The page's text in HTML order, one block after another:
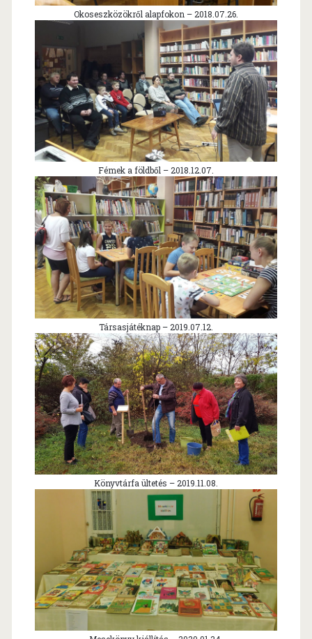
Okoseszközökről alapfokon – 2018.07.26.
Fémek a földből – 2018.12.07.
Társasjátéknap – 2019.07.12.
Könyvtárfa ültetés – 2019.11.08.